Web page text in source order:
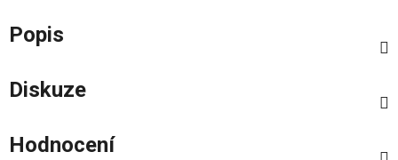
Popis
Diskuze
Hodnocení